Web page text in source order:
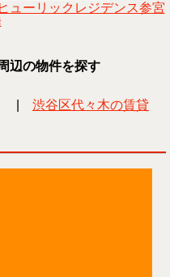
ヒューリックレジデンス参宮
辺の物件を探す
渋谷区代々木の賃貸